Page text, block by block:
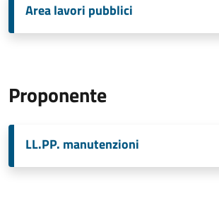
Area lavori pubblici
Proponente
LL.PP. manutenzioni